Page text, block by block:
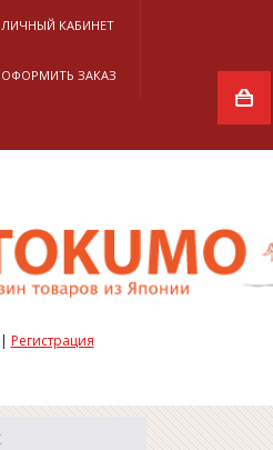
ЛИЧНЫЙ КАБИНЕТ
ОФОРМИТЬ ЗАКАЗ
| Регистрация